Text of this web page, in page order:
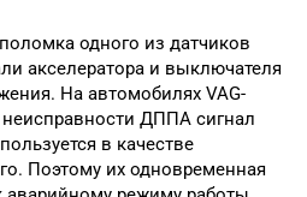
одного из датчиков
акселератора и выключателя
На автомобилях VAG-
неисправности ДППА сигнал
в качестве
Поэтому их одновременная